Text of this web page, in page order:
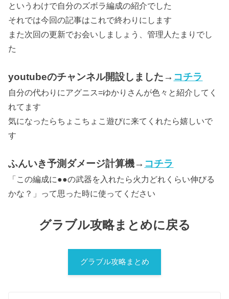
というわけで自分のズボラ編成の紹介でした
それでは今回の記事はこれで終わりにします
また次回の更新でお会いしましょう、管理人たまりでし
た
youtubeのチャンネル開設しました→ コチラ
自分の代わりにアグニス=ゆかりさんが色々と紹介してく
れてます
気になったらちょこちょこ遊びに来てくれたら嬉しいで
す
ふんいき予測ダメージ計算機→ コチラ
「この編成に●●の武器を入れたら火力どれくらい伸びる
かな？」って思った時に使ってください
グラブル攻略まとめに戻る
グラブル攻略まとめ